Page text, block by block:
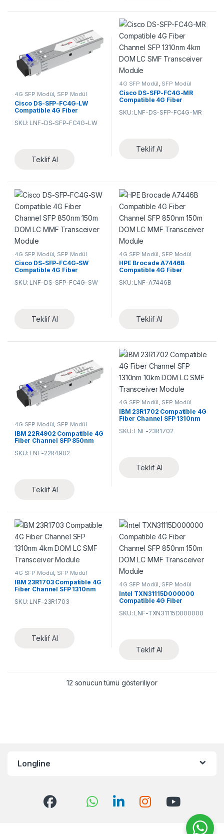
4G SFP Modül, SFP Modül
Cisco DS-SFP-FC4G-LW
Compatible 4G Fiber
DOM LC SMF Transceiver
SKU: LNF-DS-SFP-FC4G-LW
Teklif Al
4G SFP Modül, SFP Modül
Cisco DS-SFP-FC4G-MR
Compatible 4G Fiber
DOM LC SMF Transceiver
SKU: LNF-DS-SFP-FC4G-MR
Teklif Al
4G SFP Modül SFP Modül
Cisco DS-SFP-FC4G-SW
Compatible 4G Fiber
DOM LC MMF Transceiver
SKU: LNF-DS-SFP-FC4G-SW
Teklif Al
4G SFP Modül SFP Modül
HPE Brocade A7446B
Compatible 4G Fiber
DOM LC MMF Transceiver
SKU: LNF-A7446B
Teklif Al
4G SFP Modül, SFP Modül
IBM 22R4902 Compatible 4G
Fiber Channel SFP 850nm
Transceiver Module
SKU: LNF-22R4902
Teklif Al
4G SFP Modül, SFP Modül
IBM 23R1702 Compatible 4G
Fiber Channel SFP 1310nm
Transceiver Module
SKU: LNF-23R1702
Teklif Al
4G SFP Modül, SFP Modül
IBM 23R1703 Compatible 4G
Fiber Channel SFP 1310nm
Transceiver Module
SKU: LNF-23R1703
Teklif Al
4G SFP Modül, SFP Modül
Intel TXN31115D000000
Compatible 4G Fiber
DOM LC MMF Transceiver
SKU: LNF-TXN31115D000000
Teklif Al
12 sonucun tümü gösteriliyor
Longline